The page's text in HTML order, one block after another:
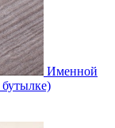
Именной